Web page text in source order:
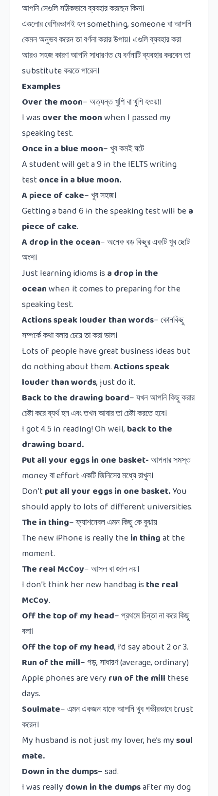
আপনি সেগুলি সঠিকভাবে ব্যবহার করছেন কিনা।
এগুলোর বেশিরভাগই হলsomething, someoneবা আপনি
কেমন অনুভব করেন তা বর্ণনা করার উপায়। এগুলি ব্যবহার করা
আরও সহজ কারণ আপনি সাধারণত যে বর্ণনাটি ব্যবহার করবেন তা
substituteকরতে পারেন।
Examples
Over the moon–অত্যন্ত খুশি বা খুশি হওয়া।
I was over the moonwhen I passed my
speaking test.
Once in a blue moon–খুবকমইঘটে
A student will get a 9 in the IELTS writing
test once in a blue moon.
A piece of cake–খুবসহজ।
Getting a band 6 in the speaking test will bea
piece of cake.
A drop in the ocean–অনেকবড়কিছুরএকটিখুবছোট
অংশ।
Just learning idioms is a drop in the
oceanwhen it comes to preparing for the
speaking test.
Actions speak louder than words–কোনকিছু
সম্পর্কেকথাবলারচেয়েতাকরাভাল।
Lots of people have great business ideas but
do nothing about them.Actions speak
louder than words, just do it.
Back to the drawing board–যখন আপনি কিছু করার
চেষ্টা করে ব্যর্থ হন এবং তখন আবার তা চেষ্টা করতে হবে।
I got 4.5 in reading! Oh well, back to the
drawing board.
Put all your eggs in one basket-আপনারসমস্ত
moneyবাeffortএকটিজিনিসেরমধ্যেরাখুন।
Don’t put all your eggs in one basket.You
should apply to lots of different universities.
The in thing–ফ্যাশনেবল এমন কিছু কে বুঝায়
The new iPhone is really thein thingat the
moment.
The real McCoy–আসলবাজালনয়।
I don’t think her new handbag is the real
McCoy.
Off the top of my head–প্রথমেচিন্তানাকরেকিছু
বলা।
Off the top of my head, I’d say about 2 or 3.
Run of the mill–গড়,সাধারণ(average, ordinary)
Apple phones are very run of the mill these
days.
Soulmate–এমন একজন যাকে আপনি খুব গভীরভাবেtrust
করেন।
My husband is not just my lover, he’s mysoul
mate.
Down in the dumps– sad.
I was really down in the dumpsafter my dog